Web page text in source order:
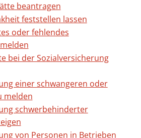
beantragen
feststellen lassen
oder fehlendes
bei der Sozialversicherung
einer schwangeren oder
melden
schwerbehinderter
von Personen in Betrieben